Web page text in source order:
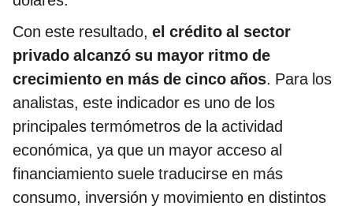
Con este resultado, el crédito al sector
privado alcanzó su mayor ritmo de
crecimiento en más de cinco años. Para los
analistas, este indicador es uno de los
principales termómetros de la actividad
económica, ya que un mayor acceso al
financiamiento suele traducirse en más
consumo, inversión y movimiento en distintos